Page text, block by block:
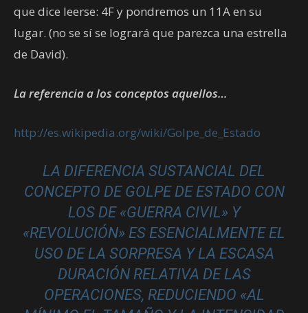
que dice leerse: 4F y pondremos un 11A en su
lugar. (no se sí se logrará que parezca una estrella
de David).
La referencia a los conceptos aquellos…
http://es.wikipedia.org/wiki/Golpe_de_Estado
LA DIFERENCIA SUSTANCIAL DEL
CONCEPTO DE GOLPE DE ESTADO CON
LOS DE «GUERRA CIVIL» Y
«REVOLUCIÓN» ES ESENCIALMENTE EL
USO DE LA SORPRESA Y LA ESCASA
DURACIÓN RELATIVA DE LAS
OPERACIONES, REDUCIENDO «AL